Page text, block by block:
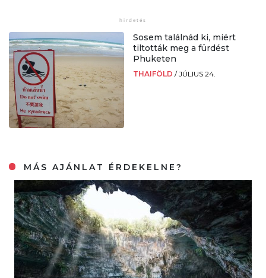
Sosem találnád ki, miért
tiltották meg a fürdést
Phuketen
THAIFÖLD /JÚLIUS 24.
MÁS AJÁNLAT ÉRDEKELNE?